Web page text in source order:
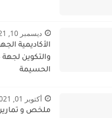
ديسمبر 10, 2021
الأكاديمية
والتكوين
الحسيمة
أكتوبر 01, 2021
ملخص و